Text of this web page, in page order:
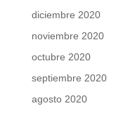
diciembre 2020
noviembre 2020
octubre 2020
septiembre 2020
agosto 2020